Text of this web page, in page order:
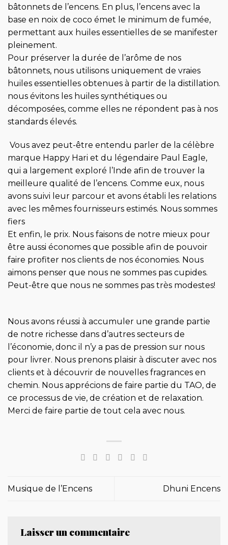
bâtonnets de l’encens. En plus, l’encens avec la
base en noix de coco émet le minimum de fumée,
permettant aux huiles essentielles de se manifester
pleinement.
Pour préserver la durée de l’arôme de nos
bâtonnets, nous utilisons uniquement de vraies
huiles essentielles obtenues à partir de la distillation.
nous évitons les huiles synthétiques ou
décomposées, comme elles ne répondent pas à nos
standards élevés.
Vous avez peut-être entendu parler de la célèbre
marque Happy Hari et du légendaire Paul Eagle,
qui a largement exploré l’Inde afin de trouver la
meilleure qualité de l’encens. Comme eux, nous
avons suivi leur parcour et avons établi les relations
avec les mêmes fournisseurs estimés. Nous sommes
fiers
Et enfin, le prix. Nous faisons de notre mieux pour
être aussi économes que possible afin de pouvoir
faire profiter nos clients de nos économies. Nous
aimons penser que nous ne sommes pas cupides.
Peut-être que nous ne sommes pas très modestes!
Nous avons réussi à accumuler une grande partie
de notre richesse dans d’autres secteurs de
l’économie, donc il n’y a pas de pression sur nous
pour livrer. Nous prenons plaisir à discuter avec nos
clients et à découvrir de nouvelles fragrances en
chemin. Nous apprécions de faire partie du TAO, de
ce processus de vie, de création et de relaxation.
Merci de faire partie de tout cela avec nous.
Musique de l’Encens Dhuni Encens
Laisser un commentaire